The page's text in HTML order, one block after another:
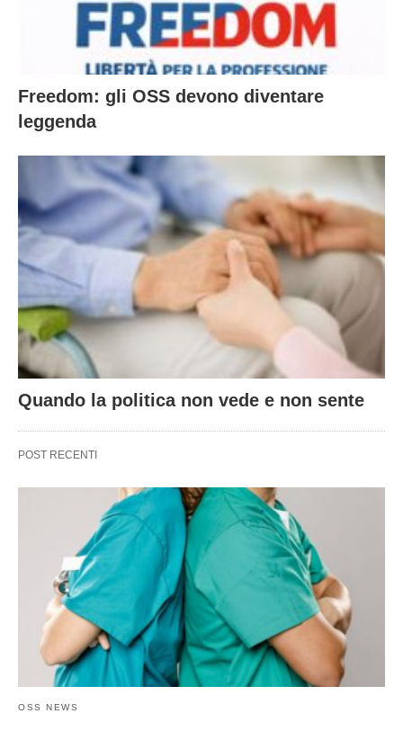
Freedom: gli OSS devono diventare
leggenda
Quando la politica non vede e non sente
POST RECENTI
OSS NEWS